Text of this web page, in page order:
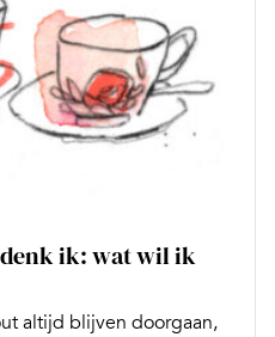
ik: wat wil ik
altijd blijven doorgaan,